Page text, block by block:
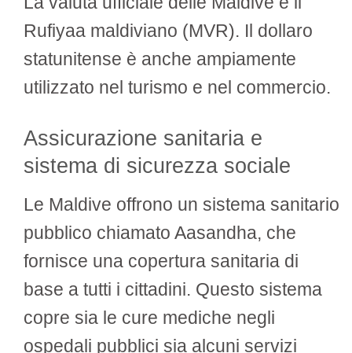
Rufiyaa maldiviano (MVR). Il dollaro
statunitense è anche ampiamente
utilizzato nel turismo e nel commercio.
Assicurazione sanitaria e
sistema di sicurezza sociale
Le Maldive offrono un sistema sanitario
pubblico chiamato Aasandha, che
fornisce una copertura sanitaria di
base a tutti i cittadini. Questo sistema
copre sia le cure mediche negli
ospedali pubblici sia alcuni servizi